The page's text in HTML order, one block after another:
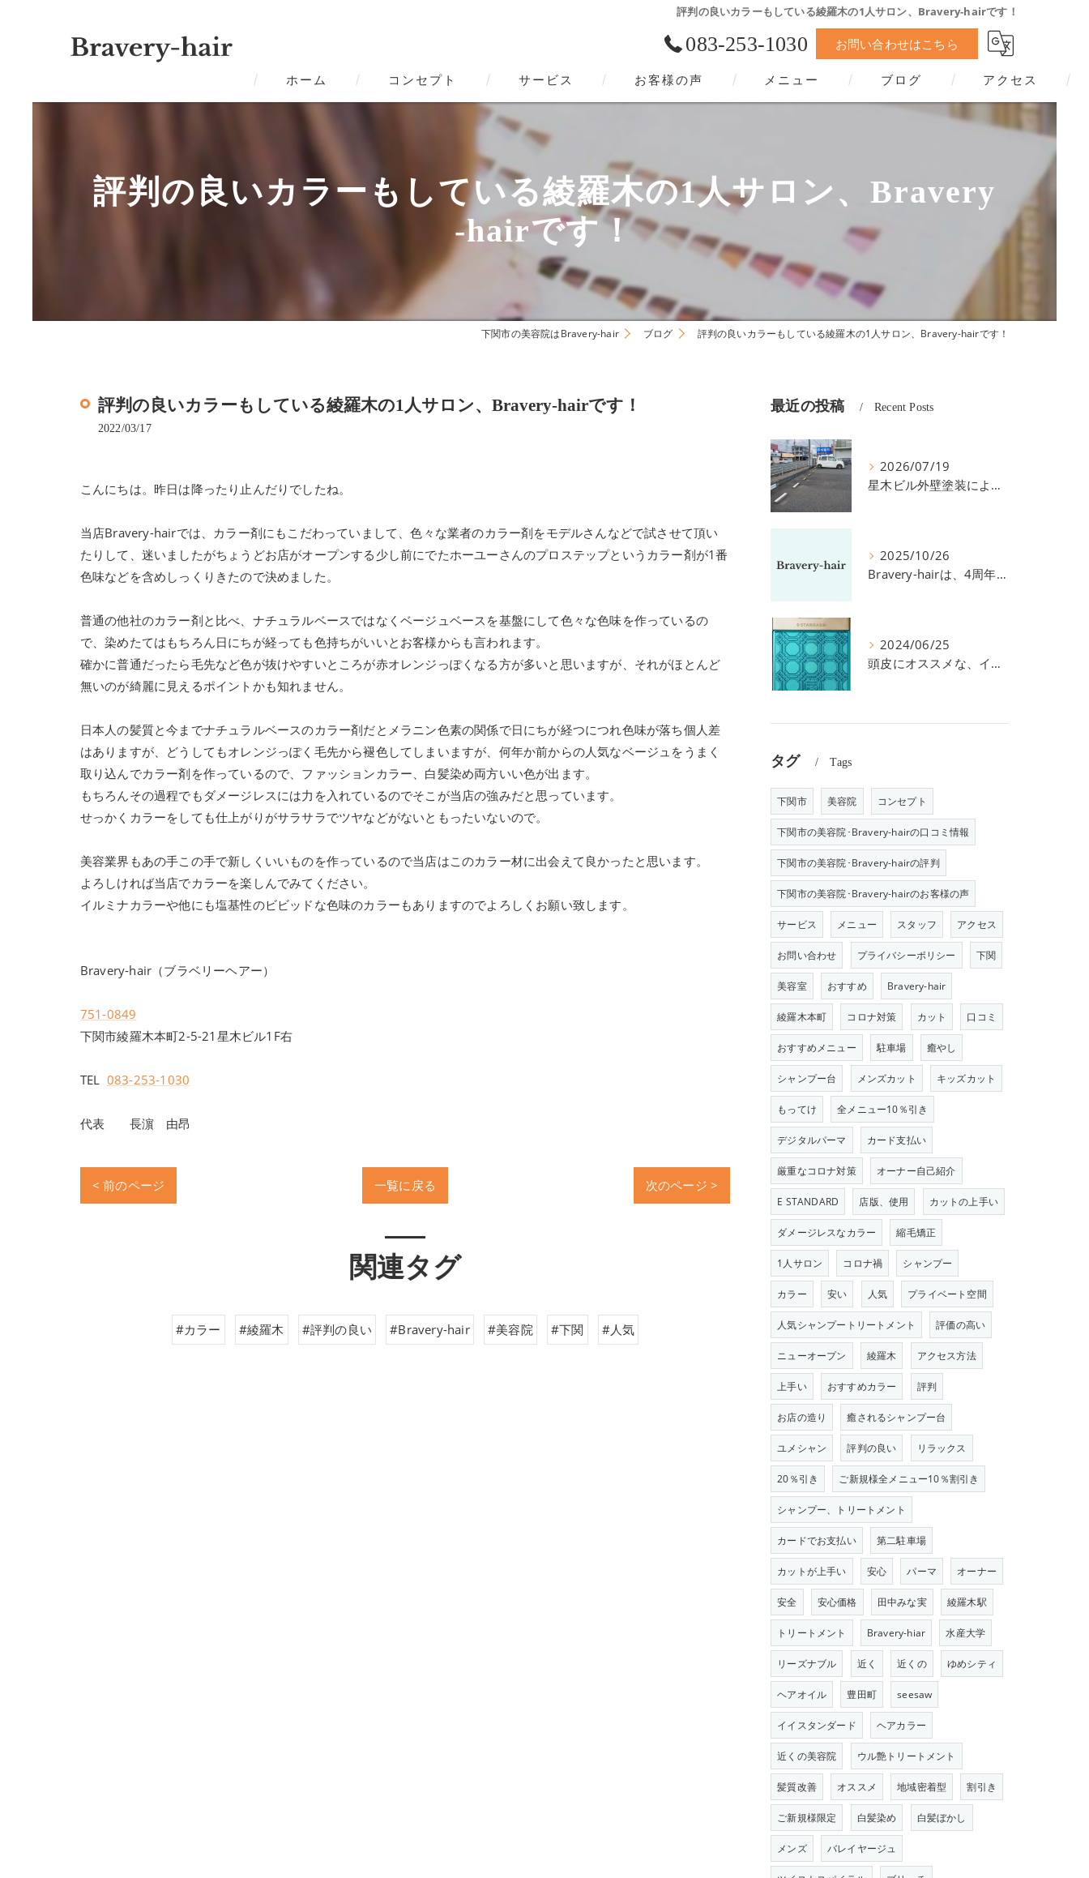
評判の良いカラーもしている綾羅木の1人サロン、Bravery-hairです！
083-253-1030 お問い合わせはこちら
ホーム コンセプト
下関市の美容院･Bravery-hairの口コミ情報
下関市の美容院･Bravery-hairの評判
下関市の美容院･Bravery-hairのお客様の声
サービス お客様の声 メニュー ブログ アクセス
評判の良いカラーもしている綾羅木の1人サロン、Bravery
-hairです！
下関市の美容院はBravery-hair ブログ 評判の良いカラーもしている綾羅木の1人サロン、Bravery-hairです！
評判の良いカラーもしている綾羅木の1人サロン、Bravery-hairです！
2022/03/17
こんにちは。昨日は降ったり止んだりでしたね。
当店Bravery-hairでは、カラー剤にもこだわっていまして、色々な業者のカラー剤をモデルさんなどで試させて頂い
たりして、迷いましたがちょうどお店がオープンする少し前にでたホーユーさんのプロステップというカラー剤が1番
色味などを含めしっくりきたので決めました。
普通の他社のカラー剤と比べ、ナチュラルベースではなくベージュベースを基盤にして色々な色味を作っているの
で、染めたてはもちろん日にちが経っても色持ちがいいとお客様からも言われます。
確かに普通だったら毛先など色が抜けやすいところが赤オレンジっぽくなる方が多いと思いますが、それがほとんど
無いのが綺麗に見えるポイントかも知れません。
日本人の髪質と今までナチュラルベースのカラー剤だとメラニン色素の関係で日にちが経つにつれ色味が落ち個人差
はありますが、どうしてもオレンジっぽく毛先から褪色してしまいますが、何年か前からの人気なベージュをうまく
取り込んでカラー剤を作っているので、ファッションカラー、白髪染め両方いい色が出ます。
もちろんその過程でもダメージレスには力を入れているのでそこが当店の強みだと思っています。
せっかくカラーをしても仕上がりがサラサラでツヤなどがないともったいないので。
美容業界もあの手この手で新しくいいものを作っているので当店はこのカラー材に出会えて良かったと思います。
よろしければ当店でカラーを楽しんでみてください。
イルミナカラーや他にも塩基性のビビッドな色味のカラーもありますのでよろしくお願い致します。
Bravery-hair（ブラベリーヘアー）
751-0849
下関市綾羅木本町2-5-21星木ビル1F右
TEL 083-253-1030
代表 長濵 由昂
< 前のページ 一覧に戻る 次のページ >
関連タグ
#カラー #綾羅木 #評判の良い #Bravery-hair #美容院 #下関 #人気
最近の投稿 Recent Posts
2026/07/19
星木ビル外壁塗装による、駐車場の件につきまして。
2025/10/26
Bravery-hairは、4周年を迎えました！
2024/06/25
頭皮にオススメな、イイスタンダードのスカルプ系シャンプー＆トリートメントです！
タグ Tags
下関市 美容院 コンセプト
下関市の美容院･Bravery-hairの口コミ情報
下関市の美容院･Bravery-hairの評判
下関市の美容院･Bravery-hairのお客様の声
サービス メニュー スタッフ アクセス
お問い合わせ プライバシーポリシー 下関
美容室 おすすめ Bravery-hair
綾羅木本町 コロナ対策 カット 口コミ
おすすめメニュー 駐車場 癒やし
シャンプー台 メンズカット キッズカット
もってけ 全メニュー10％引き
デジタルパーマ カード支払い
厳重なコロナ対策 オーナー自己紹介
E STANDARD 店版、使用 カットの上手い
ダメージレスなカラー 縮毛矯正
1人サロン コロナ禍 シャンプー
カラー 安い 人気 プライベート空間
人気シャンプートリートメント 評価の高い
ニューオープン 綾羅木 アクセス方法
上手い おすすめカラー 評判
お店の造り 癒されるシャンプー台
ユメシャン 評判の良い リラックス
20％引き ご新規様全メニュー10％割引き
シャンプー、トリートメント
カードでお支払い 第二駐車場
カットが上手い 安心 パーマ オーナー
安全 安心価格 田中みな実 綾羅木駅
トリートメント Bravery-hiar 水産大学
リーズナブル 近く 近くの ゆめシティ
ヘアオイル 豊田町 seesaw
イイスタンダード ヘアカラー
近くの美容院 ウル艶トリートメント
髪質改善 オススメ 地域密着型 割引き
ご新規様限定 白髪染め 白髪ぼかし
メンズ バレイヤージュ